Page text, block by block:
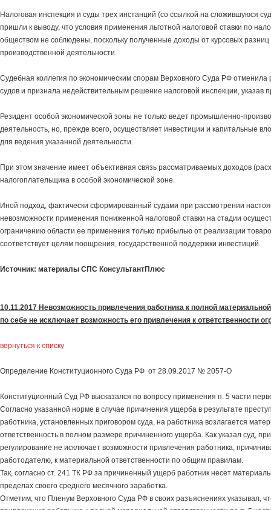
Налоговая инспекция и суды трех инстанций (со ссылкой на сложившуюся
пришли к выводу, что условия применения льготной налоговой ставки по
обществом не соблюдены, поскольку полученные доходы от курсовых разниц
производственной деятельности.
Судебная коллегия по экономическим спорам Верховного Суда РФ
судов и признала недействительным решение налоговой инспекции, указав
Резидент особой экономической зоны не только ведет промышленно-
деятельность, но, прежде всего, осуществляет инвестиции и капитальные
для ведения указанной деятельности.
При этом значение имеет объективная связь рассматриваемых доходов
налогоплательщика в особой экономической зоне.
Иной подход, фактически сформированный судами при рассмотрении
невозможности применения пониженной налоговой ставки на стадии
ограничению области ее применения только прибылью от реализации
соответствует целям поощрения, государственной поддержки инвестиций.
Источник: материалы СПС КонсультантПлюс
10.11.2017 Невозможность привлечения работника к полной
по себе не исключает возможность его привлечения к ответственности
вернуться к списку
Определение Конституционного Суда РФ от 28.09.2017 № 2057-О
Конституционный Суд РФ высказался по вопросу применения п. 5 части
Согласно указанной норме в случае причинения ущерба в результате
работника, установленных приговором суда, на работника возлагается
ответственность в полном размере причиненного ущерба. Как указал суд,
регулирование не исключает возможности привлечения работника,
работодателю, к материальной ответственности по общим правилам.
Так, согласно ст. 241 ТК РФ за причиненный ущерб работник несет
пределах своего среднего месячного заработка.
Отметим, что Пленум Верховного Суда РФ в своих разъяснениях указывал,